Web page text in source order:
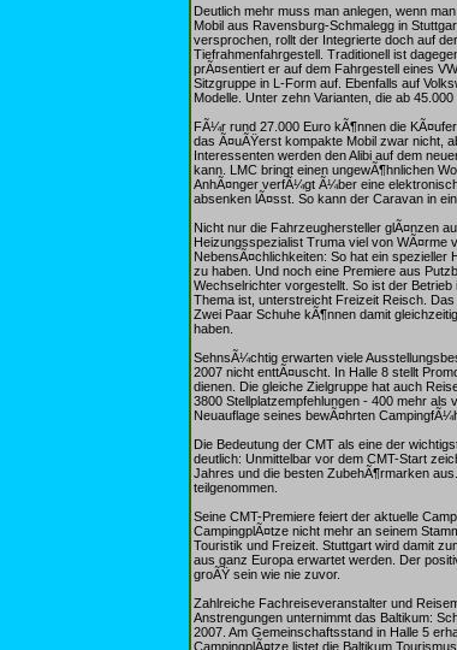
Deutlich mehr muss man anlegen, wenn
Mobil aus Ravensburg-Schmalegg in
versprochen, rollt der Integrierte doch auf
Tiefrahmenfahrgestell. Traditionell ist
prÃ¤sentiert er auf dem Fahrgestell eines
Sitzgruppe in L-Form auf. Ebenfalls auf
Modelle. Unter zehn Varianten, die ab
FÃ¼r rund 27.000 Euro kÃ¶nnen die
das Ã¤uÃŸerst kompakte Mobil zwar nicht,
Interessenten werden den Alibi auf dem
kann. LMC bringt einen ungewÃ¶hnlichen
AnhÃ¤nger verfÃ¼gt Ã¼ber eine
absenken lÃ¤sst. So kann der Caravan in
Nicht nur die Fahrzeughersteller glÃ¤nzen
Heizungsspezialist Truma viel von
NebensÃ¤chlichkeiten: So hat ein
zu haben. Und noch eine Premiere aus
Wechselrichter vorgestellt. So ist der
Thema ist, unterstreicht Freizeit Reisch.
Zwei Paar Schuhe kÃ¶nnen damit
haben.
SehnsÃ¼chtig erwarten viele
2007 nicht enttÃ¤uscht. In Halle 8 stellt
dienen. Die gleiche Zielgruppe hat auch
3800 Stellplatzempfehlungen - 400 mehr
Neuauflage seines bewÃ¤hrten
Die Bedeutung der CMT als eine der
deutlich: Unmittelbar vor dem CMT-Start
Jahres und die besten ZubehÃ¶rmarken
teilgenommen.
Seine CMT-Premiere feiert der aktuelle
CampingplÃ¤tze nicht mehr an seinem
Touristik und Freizeit. Stuttgart wird damit
aus ganz Europa erwartet werden. Der
groÃŸ sein wie nie zuvor.
Zahlreiche Fachreiseveranstalter und
Anstrengungen unternimmt das Baltikum:
2007. Am Gemeinschaftsstand in Halle 5
CampingplÃ¤tze listet die Baltikum